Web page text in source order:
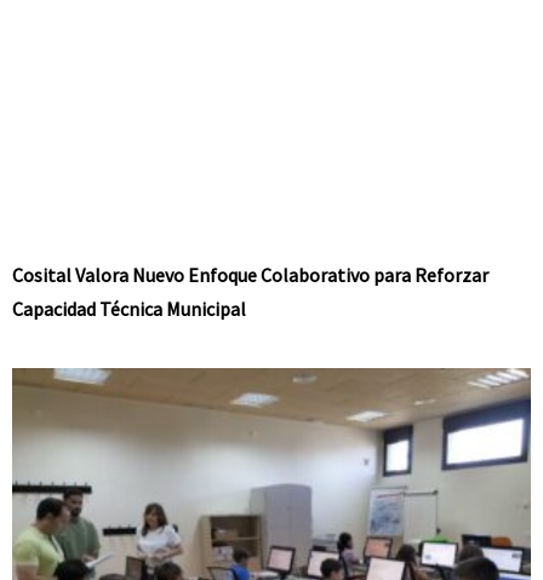
Cosital Valora Nuevo Enfoque Colaborativo para Reforzar
Capacidad Técnica Municipal